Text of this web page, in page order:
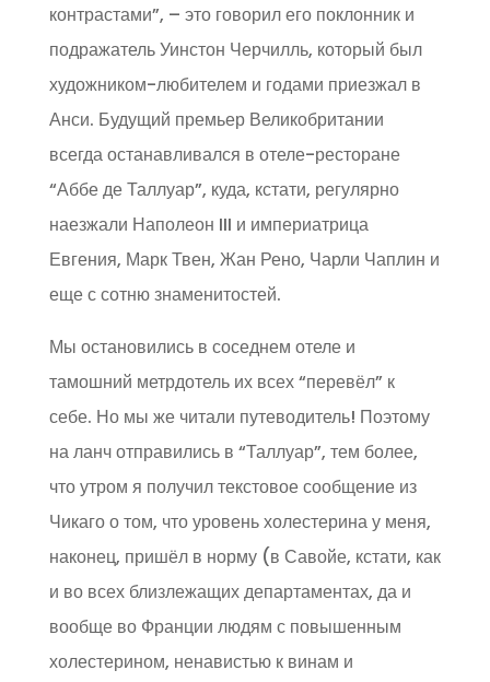
контрастами”, – это говорил его поклонник и
подражатель Уинстон Черчилль, который был
художником-любителем и годами приезжал в
Анси. Будущий премьер Великобритании
всегда останавливался в отеле-ресторане
“Аббе де Таллуар”, куда, кстати, регулярно
наезжали Наполеон III и империатрица
Евгения, Марк Твен, Жан Рено, Чарли Чаплин и
еще с сотню знаменитостей.
Мы остановились в соседнем отеле и
тамошний метрдотель их всех “перевёл” к
себе. Но мы же читали путеводитель! Поэтому
на ланч отправились в “Таллуар”, тем более,
что утром я получил текстовое сообщение из
Чикаго о том, что уровень холестерина у меня,
наконец, пришёл в норму (в Савойе, кстати, как
и во всех близлежащих департаментах, да и
вообще во Франции людям с повышенным
холестерином, ненавистью к винам и